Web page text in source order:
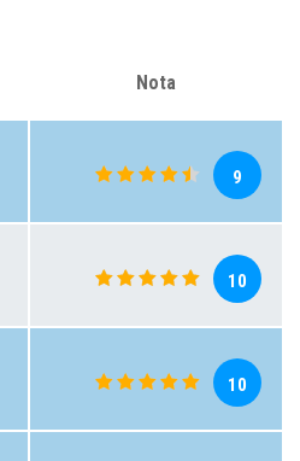
Nota
9
10
10